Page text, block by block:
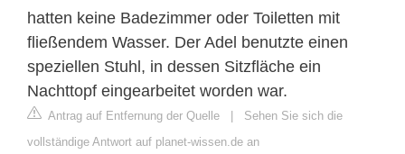
hatten keine Badezimmer oder Toiletten mit
fließendem Wasser. Der Adel benutzte einen
speziellen Stuhl, in dessen Sitzfläche ein
Nachttopf eingearbeitet worden war.
Antrag auf Entfernung der Quelle
Sehen Sie sich die
vollständige Antwort auf planet-wissen.de an